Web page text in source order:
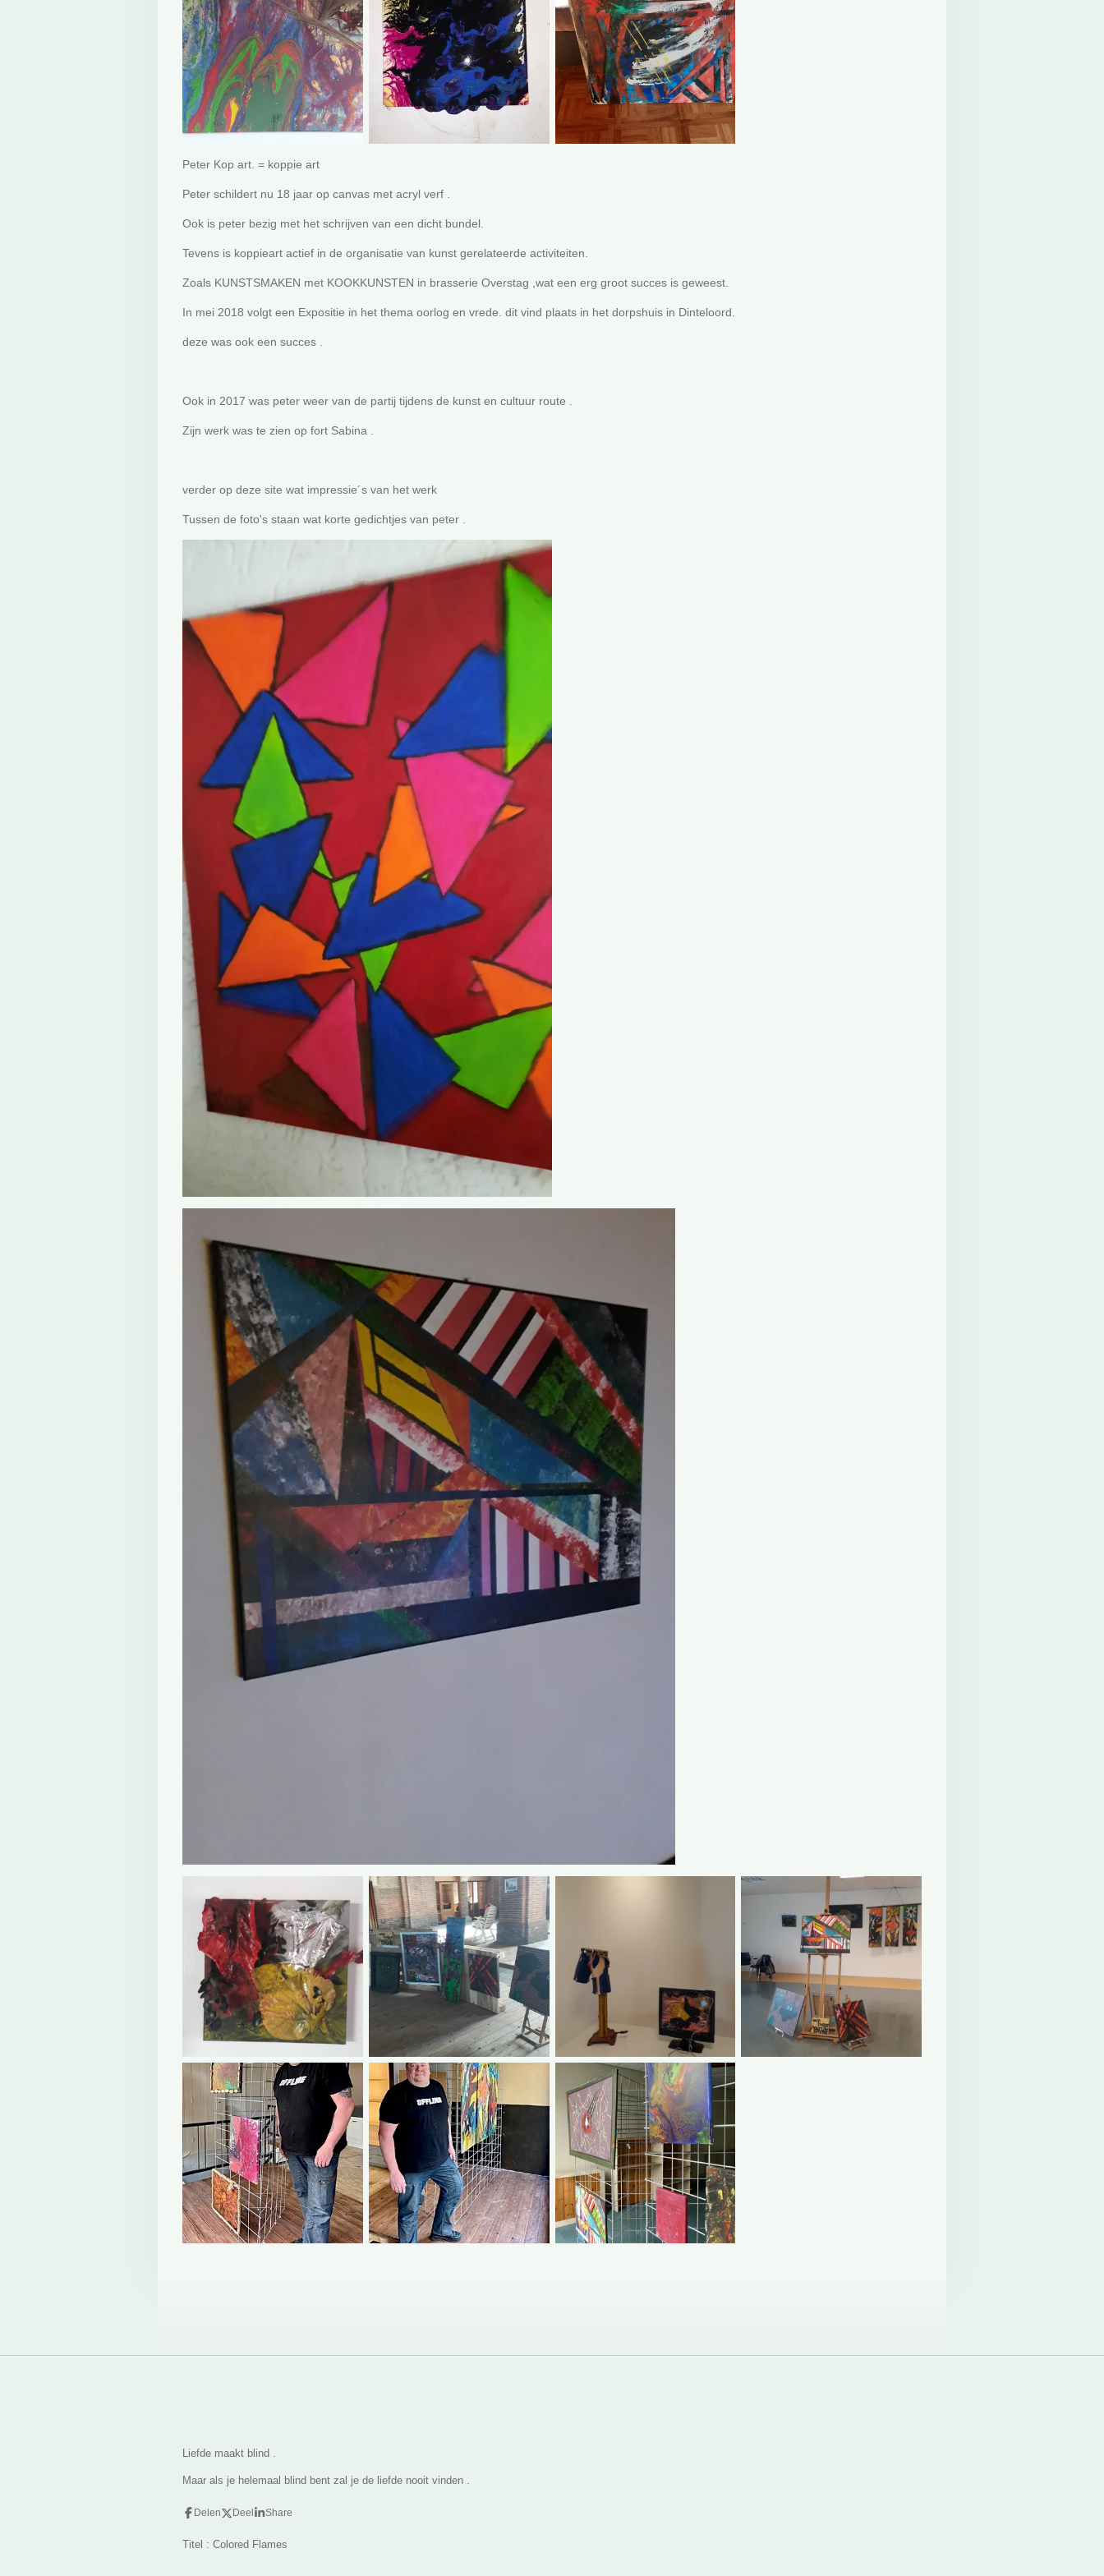
Peter Kop art. = koppie art
Peter schildert nu 18 jaar op canvas met acryl verf .
Ook is peter bezig met het schrijven van een dicht bundel.
Tevens is koppieart actief in de organisatie van kunst gerelateerde activiteiten.
Zoals KUNSTSMAKEN met KOOKKUNSTEN in brasserie Overstag ,wat een erg groot succes is geweest.
In mei 2018 volgt een Expositie in het thema oorlog en vrede. dit vind plaats in het dorpshuis in Dinteloord.
deze was ook een succes .
Ook in 2017 was peter weer van de partij tijdens de kunst en cultuur route .
Zijn werk was te zien op fort Sabina .
verder op deze site wat impressie´s van het werk
Tussen de foto's staan wat korte gedichtjes van peter .
Liefde maakt blind .
Maar als je helemaal blind bent zal je de liefde nooit vinden .
Delen Deel Share
Titel : Colored Flames